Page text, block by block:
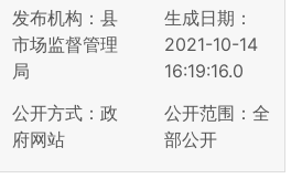
发布机构：县
市场监督管理
局
生成日期：
2021-10-14
16:19:16.0
公开方式：政
府网站
公开范围：全
部公开